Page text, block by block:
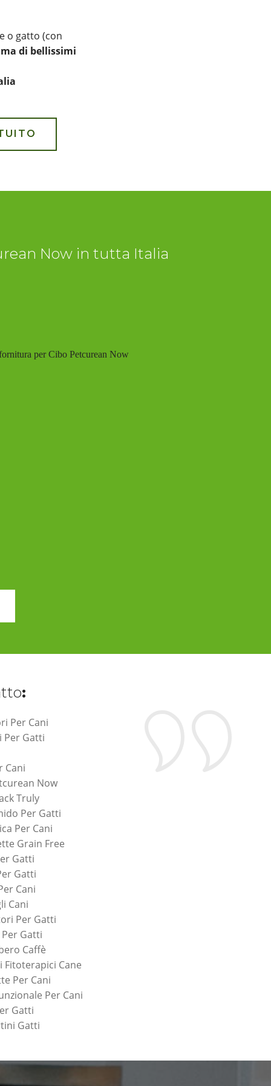
o gatto (con
di bellissimi
Now in tutta Italia
:
Per Cani
Per Gatti
Cani
Now
Truly
Per Gatti
Per Cani
Grain Free
Gatti
Gatti
Cani
Cani
Per Gatti
Gatti
Caffè
Fitoterapici Cane
Per Cani
Per Cani
Gatti
Gatti